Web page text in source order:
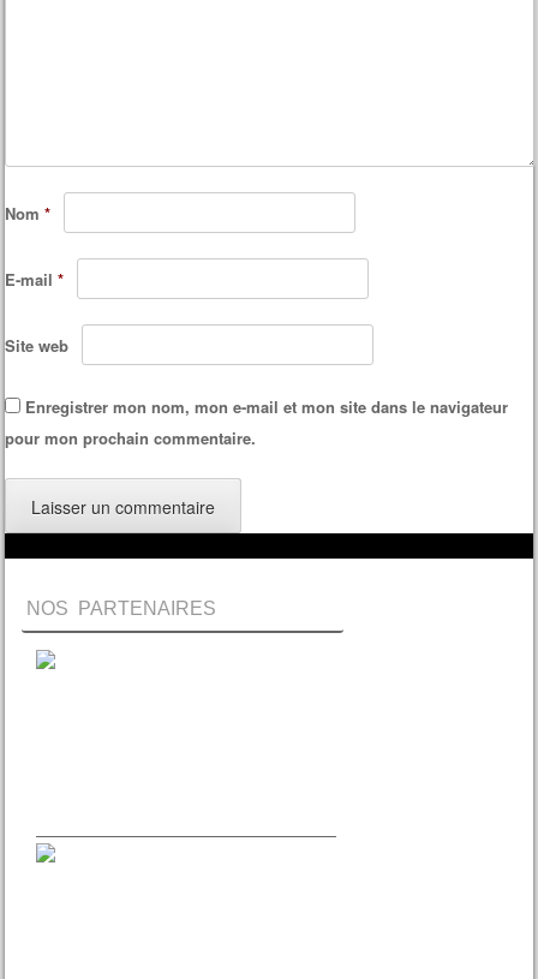
Nom*
E-mail*
Site web
Enregistrer mon nom, mon e-mail et mon site dans le navigateur
pour mon prochain commentaire.
NOS PARTENAIRES